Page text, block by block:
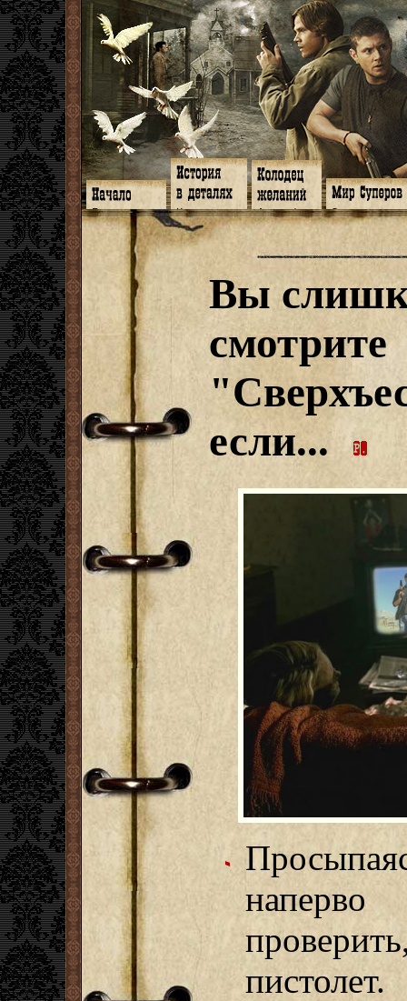
Главная
Программа
Форум
Facebook
Гостевая
Книги
Галереи
Музыка
Видео
Субтитры
Заметки
Мысли
Откровение
Арт-кафе
Игромания
Фанфики
Фанарт
Анекдоты
Передоз
Страшилки
Знакомство
Обитатели
Семейное
Дневник
СИЗО
Суперы от и
Вы
смотрите
если...
пистолет.